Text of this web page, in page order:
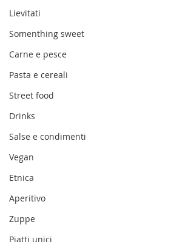
Lievitati
Somenthing sweet
Carne e pesce
Pasta e cereali
Street food
Drinks
Salse e condimenti
Vegan
Etnica
Aperitivo
Zuppe
Piatti unici